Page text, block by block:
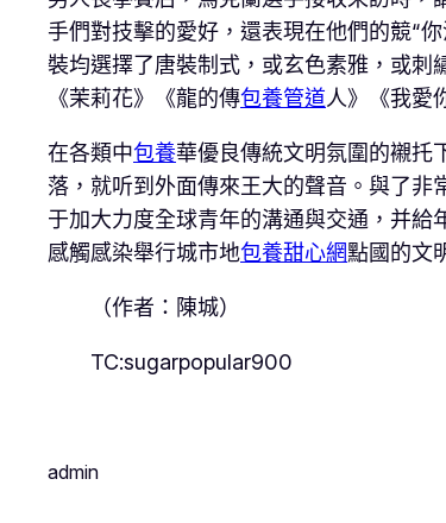
手們對技擊的愛好，還表現在他們的競“
裝均選擇了唐裝制式，或玄色素雅，或
《茉莉花》《龍的傳包養管道人》《我愛
在各類中包養華優良傳統文明氛圍的襯托
落，就听到外面傳來王大的聲音。與了
于加大力度全球青年的溝通與交通，并給
感觸感染舉行城市地包養甜心網點國的文
（作者：陳城）
TC:sugarpopular900
admin